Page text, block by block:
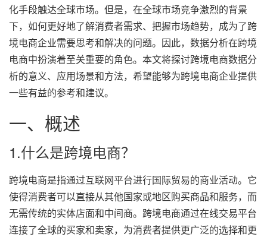
化手段触达全球市场。但是，在全球市场竞争激烈的背景
下，如何更好地了解消费者需求、把握市场趋势，成为了跨
境电商企业需要思考和解决的问题。因此，数据分析在跨境
电商中扮演着至关重要的角色。本文将探讨跨境电商数据分
析的意义、应用场景和方法，希望能够为跨境电商企业提供
一些有益的参考和建议。
一、概述
1.什么是跨境电商？
跨境电商是指通过互联网平台进行国际贸易的商业活动。它
使得消费者可以直接从其他国家或地区购买商品和服务，而
无需传统的实体店面和中间商。跨境电商通过在线交易平台
连接了全球的买家和卖家，为消费者提供更广泛的选择和更